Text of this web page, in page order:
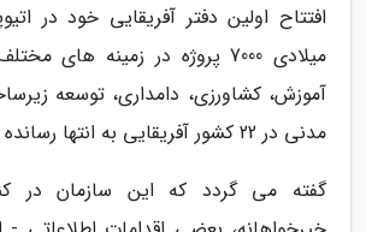
میلادی 7000 پروژه در زمینه های
آموزش، کشاورزی، دامداری، توسعه
مدنی در 22 کشور آفریقایی به انتها رسانده است.
گفته می گردد که این سازمان در